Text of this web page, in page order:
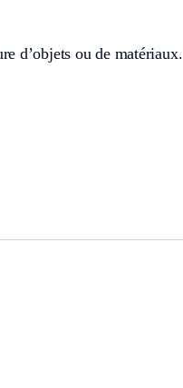
d’objets ou de matériaux.